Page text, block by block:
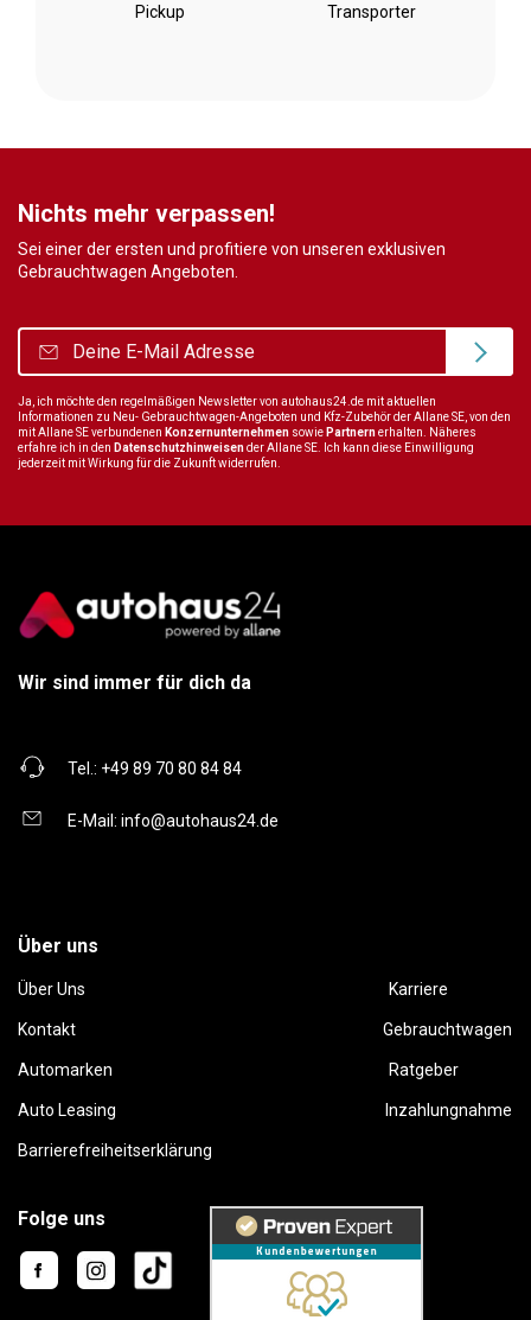
Pickup Transporter
Nichts mehr verpassen!
Sei einer der ersten und profitiere von unseren exklusiven
Gebrauchtwagen Angeboten.
Ja, ich möchte den regelmäßigen Newsletter von autohaus24.de mit aktuellen
Informationen zu Neu- Gebrauchtwagen-Angeboten und Kfz-Zubehör der Allane SE, von den
mit Allane SE verbundenen Konzernunternehmen sowie Partnernerhalten. Näheres
erfahre ich in den Datenschutzhinweisender Allane SE. Ich kann diese Einwilligung
jederzeit mit Wirkung für die Zukunft widerrufen.
Wir sind immer für dich da
Tel.: +49 89 70 80 84 84
E-Mail: info@autohaus24.de
Über uns
Über Uns Karriere
Kontakt Gebrauchtwagen
Automarken Ratgeber
Auto Leasing Inzahlungnahme
Barrierefreiheitserklärung
Folge uns